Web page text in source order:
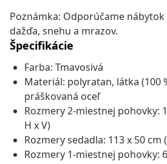
Poznámka: Odporúčame
dažďa, snehu a mrazov.
Špecifikácie
Farba: Tmavosivá
Materiál: polyratan, látka (100
práškovaná oceľ
Rozmery 2-miestnej pohovky:
H x V)
Rozmery sedadla: 113 x 50 cm
Rozmery 1-miestnej pohovky: